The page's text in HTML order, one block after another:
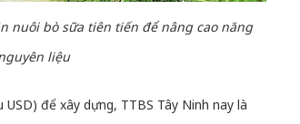
nuôi bò sữa tiên tiến để nâng cao năng
liệu
để xây dựng, TTBS Tây Ninh nay là
Moyuum giả